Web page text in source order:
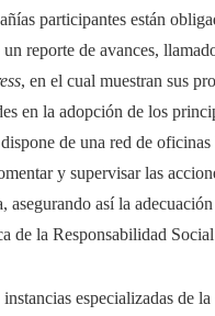
participantes están
un reporte de avances,
, en el cual muestran sus
en la adopción de los
de una red de oficinas
y supervisar las
asegurando así la
de la Responsabilidad
instancias especializadas de